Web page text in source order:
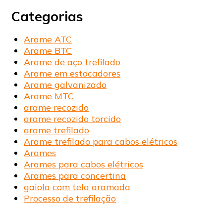
Categorias
Arame ATC
Arame BTC
Arame de aço trefilado
Arame em estocadores
Arame galvanizado
Arame MTC
arame recozido
arame recozido torcido
arame trefilado
Arame trefilado para cabos elétricos
Arames
Arames para cabos elétricos
Arames para concertina
gaiola com tela aramada
Processo de trefilação